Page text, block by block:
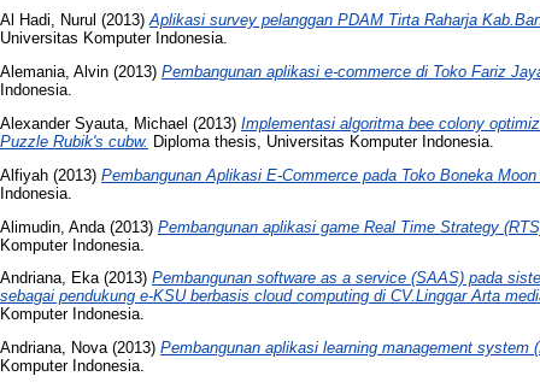
Al Hadi, Nurul (2013)Aplikasi survey pelanggan PDAM Tirta Raharja
Universitas Komputer Indonesia.
Alemania, Alvin (2013) Pembangunan aplikasi e-commerce di Toko Fariz
Indonesia.
Alexander Syauta, Michael (2013) Implementasi algoritma bee colony
Puzzle Rubik's cubw. Diploma thesis, Universitas Komputer Indonesia.
Alfiyah (2013) Pembangunan Aplikasi E-Commerce pada Toko Boneka
Indonesia.
Alimudin, Anda (2013) Pembangunan aplikasi game Real Time Strategy
Komputer Indonesia.
Andriana, Eka(2013) Pembangunan software as a service (SAAS) pada
sebagai pendukung e-KSU berbasis cloud computing di CV.Linggar Arta
Komputer Indonesia.
Andriana, Nova(2013) Pembangunan aplikasi learning management system
Komputer Indonesia.